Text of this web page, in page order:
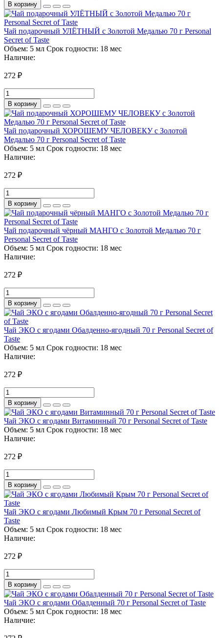
В корзину
Чай подарочный УЛЁТНЫЙ с Золотой Медалью 70 г Personal
Secret of Taste
Объем: 5 мл Срок годности: 18 мес
Наличие:
272 ₽
В корзину
Чай подарочный ХОРОШЕМУ ЧЕЛОВЕКУ с Золотой
Медалью 70 г Personal Secret of Taste
Объем: 5 мл Срок годности: 18 мес
Наличие:
272 ₽
В корзину
Чай подарочный чёрный МАНГО с Золотой Медалью 70 г
Personal Secret of Taste
Объем: 5 мл Срок годности: 18 мес
Наличие:
272 ₽
В корзину
Чай ЭКО с ягодами Обалденно-ягодный 70 г Personal Secret of
Taste
Объем: 5 мл Срок годности: 18 мес
Наличие:
272 ₽
В корзину
Чай ЭКО с ягодами Витаминный 70 г Personal Secret of Taste
Объем: 5 мл Срок годности: 18 мес
Наличие:
272 ₽
В корзину
Чай ЭКО с ягодами Любимый Крым 70 г Personal Secret of
Taste
Объем: 5 мл Срок годности: 18 мес
Наличие:
272 ₽
В корзину
Чай ЭКО с ягодами Обалденный 70 г Personal Secret of Taste
Объем: 5 мл Срок годности: 18 мес
Наличие: